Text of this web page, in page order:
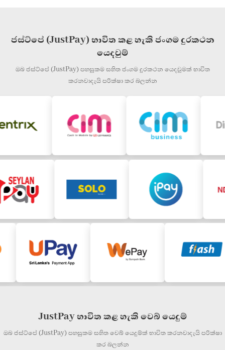
ජස්ට්පේ (JustPay) භාවිත කළ හැකි ජංගම දුරකථන
යෙදවුම්
ඔබ ජස්ට්පේ (JustPay) පහසුකම සහිත ජංගම දුරකථන යෙදවුමක් භාවිත
කරනවාදැයි පරික්ෂා කර බලන්න
JustPay භාවිත කළ හැකි වෙබ් යෙදුම්
ඔබ ජස්ට්පේ (JustPay) පහසුකම සහිත වෙබ් යෙදුම්ක් භාවිත කරනවාදැයි පරික්ෂා
කර බලන්න